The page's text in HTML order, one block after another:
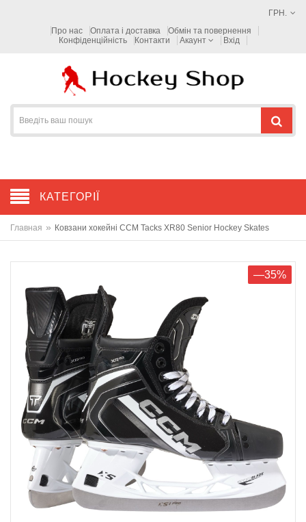
ГРН.
Про нас
Оплата і доставка
Обмін та повернення
Конфіденційність
Контакти Акаунт Вхід
КАТЕГОРІЇ
Главная » Ковзани хокейні CCM Tacks XR80 Senior Hockey Skates
—35%